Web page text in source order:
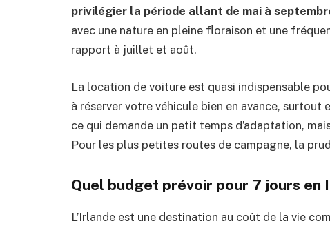
privilégier la période allant de mai à
avec une nature en pleine floraison et une
rapport à juillet et août.
La location de voiture est quasi indispensable
à réserver votre véhicule bien en avance,
ce qui demande un petit temps d’adaptation,
Pour les plus petites routes de campagne, la
Quel budget prévoir pour 7 jours en
L’Irlande est une destination au coût de la vie